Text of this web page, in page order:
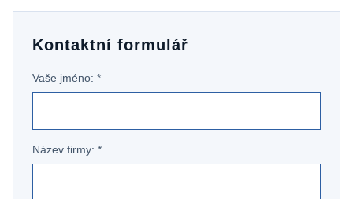
Kontaktní formulář
Vaše jméno: *
Název firmy: *